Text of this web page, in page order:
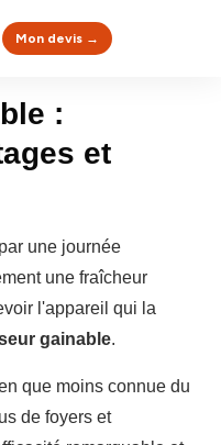
Mon devis →
:
et
une journée
une fraîcheur
l'appareil qui la
gainable.
que moins connue du
de foyers et